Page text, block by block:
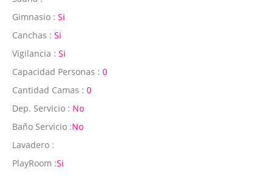
Gimnasio : Si
Canchas : Si
Vigilancia : Si
Capacidad Personas : 0
Cantidad Camas : 0
Dep. Servicio : No
Baño Servicio :No
Lavadero :
PlayRoom :Si